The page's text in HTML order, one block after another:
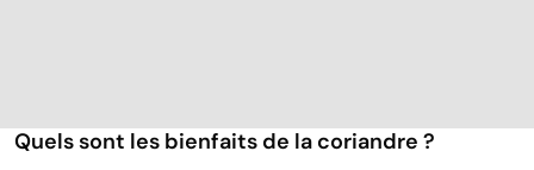
Quels sont les bienfaits de la coriandre ?